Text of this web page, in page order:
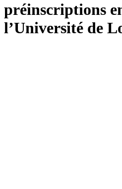
préinscriptions
l’Université de